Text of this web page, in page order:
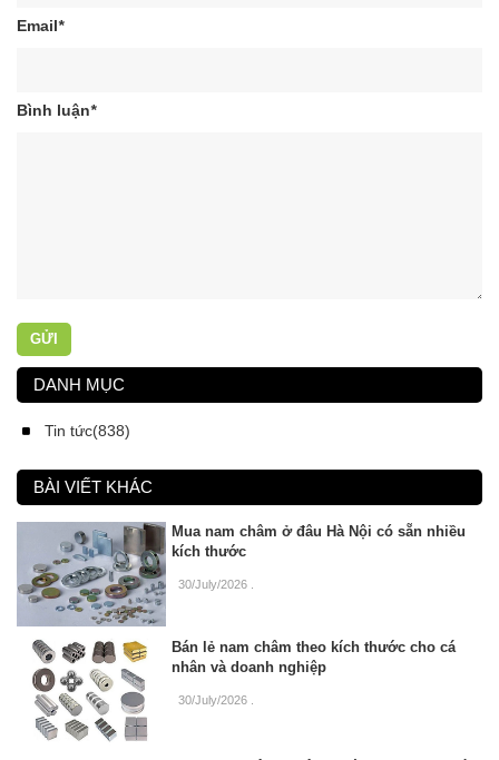
Email*
Bình luận*
GỬI
DANH MỤC
Tin tức(838)
BÀI VIẾT KHÁC
Mua nam châm ở đâu Hà Nội có sẵn nhiều
kích thước
30/July/2026
Bán lẻ nam châm theo kích thước cho cá
nhân và doanh nghiệp
30/July/2026